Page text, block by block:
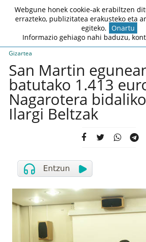
Gizartea
San Martin
batutako 1.413
Nagarotera
Ilargi Beltzak
Webgune honek cookie-ak erabiltzen
errazteko, publizitatea erakusteko eta
egiteko. Onartu
Informazio gehiago nahi baduzu,